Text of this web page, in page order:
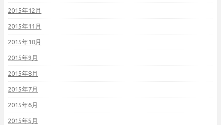
2015年12月
2015年11月
2015年10月
2015年9月
2015年8月
2015年7月
2015年6月
2015年5月